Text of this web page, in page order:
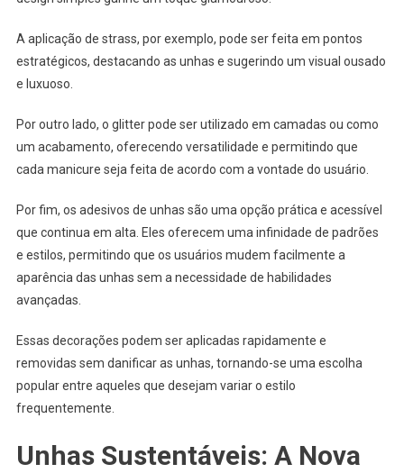
A aplicação de strass, por exemplo, pode ser feita em pontos
estratégicos, destacando as unhas e sugerindo um visual ousado
e luxuoso.
Por outro lado, o glitter pode ser utilizado em camadas ou como
um acabamento, oferecendo versatilidade e permitindo que
cada manicure seja feita de acordo com a vontade do usuário.
Por fim, os adesivos de unhas são uma opção prática e acessível
que continua em alta. Eles oferecem uma infinidade de padrões
e estilos, permitindo que os usuários mudem facilmente a
aparência das unhas sem a necessidade de habilidades
avançadas.
Essas decorações podem ser aplicadas rapidamente e
removidas sem danificar as unhas, tornando-se uma escolha
popular entre aqueles que desejam variar o estilo
frequentemente.
Unhas Sustentáveis: A Nova